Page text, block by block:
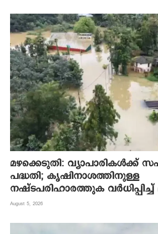
മഴക്കെടുതി: വ്യാപാരികൾക്ക്
പദ്ധതി; കൃഷിനാശത്തിനുള്ള
നഷ്ടപരിഹാരത്തുക വർ‌ധിപ്പിച്ച്
August 5, 2026